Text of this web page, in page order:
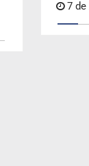
7 de